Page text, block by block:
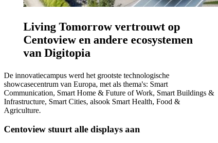
Living Tomorrow vertrouwt op
Centoview en andere ecosystemen
van Digitopia
De innovatiecampus werd het grootste technologische
showcasecentrum van Europa, met als thema's: Smart
Communication, Smart Home & Future of Work, Smart Buildings &
Infrastructure, Smart Cities, alsook Smart Health, Food &
Agriculture.
Centoview stuurt alle displays aan